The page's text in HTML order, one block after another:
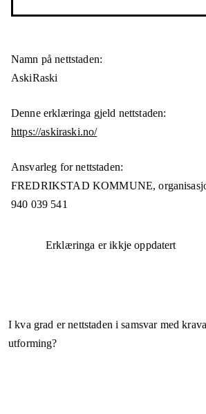
Namn på nettstaden:
AskiRaski
Denne erklæringa gjeld nettstaden:
https://askiraski.no/
Ansvarleg for nettstaden:
FREDRIKSTAD KOMMUNE,
940 039 541
Erklæringa er ikkje oppdatert
I kva grad er nettstaden i samsvar med
utforming?